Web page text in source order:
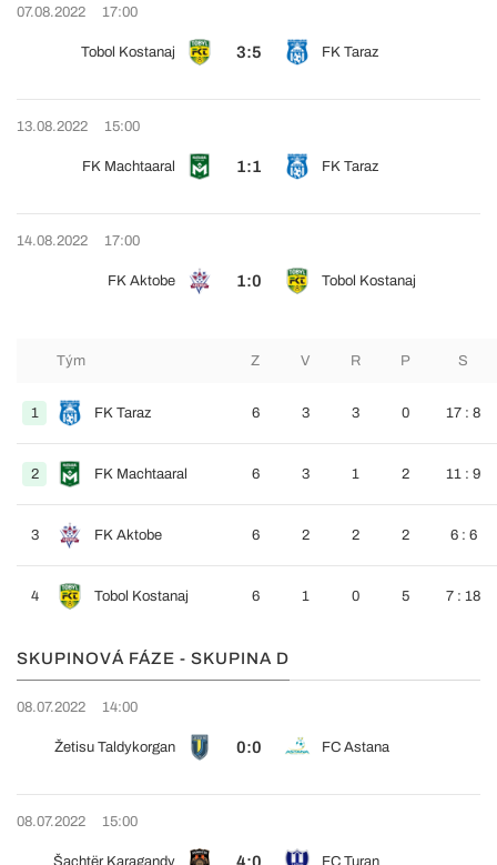
07.08.2022 17:00
Tobol Kostanaj 3:5 FK Taraz
13.08.2022 15:00
FK Machtaaral 1:1 FK Taraz
14.08.2022 17:00
FK Aktobe 1:0 Tobol Kostanaj
Tým Z V R P S
1 FK Taraz 6 3 3 0 17 : 8
2 FK Machtaaral 6 3 1 2 11 : 9
3 FK Aktobe 6 2 2 2 6 : 6
4 Tobol Kostanaj 6 1 0 5 7 : 18
SKUPINOVÁ FÁZE - SKUPINA D
08.07.2022 14:00
Žetisu Taldykorgan 0:0 FC Astana
08.07.2022 15:00
Šachtër Karagandy FC Turan